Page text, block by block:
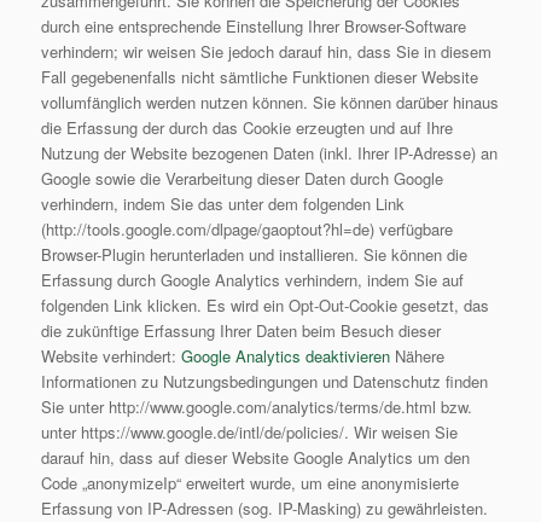
durch eine entsprechende Einstellung Ihrer Browser-Software
verhindern; wir weisen Sie jedoch darauf hin, dass Sie in diesem
Fall gegebenenfalls nicht sämtliche Funktionen dieser Website
vollumfänglich werden nutzen können. Sie können darüber hinaus
die Erfassung der durch das Cookie erzeugten und auf Ihre
Nutzung der Website bezogenen Daten (inkl. Ihrer IP-Adresse) an
Google sowie die Verarbeitung dieser Daten durch Google
verhindern, indem Sie das unter dem folgenden Link
(http://tools.google.com/dlpage/gaoptout?hl=de) verfügbare
Browser-Plugin herunterladen und installieren. Sie können die
Erfassung durch Google Analytics verhindern, indem Sie auf
folgenden Link klicken. Es wird ein Opt-Out-Cookie gesetzt, das
die zukünftige Erfassung Ihrer Daten beim Besuch dieser
Website verhindert: Google Analytics deaktivierenNähere
Informationen zu Nutzungsbedingungen und Datenschutz finden
Sie unter http://www.google.com/analytics/terms/de.html bzw.
unter https://www.google.de/intl/de/policies/. Wir weisen Sie
darauf hin, dass auf dieser Website Google Analytics um den
Code „anonymizeIp“ erweitert wurde, um eine anonymisierte
Erfassung von IP-Adressen (sog. IP-Masking) zu gewährleisten.